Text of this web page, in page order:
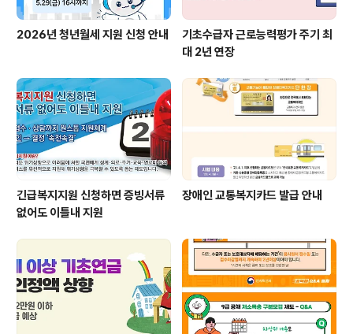
2026년 청년월세 지원 신청 안내
기초수급자 근로능력평가 주기 최
대 2년 연장
긴급복지지원 신청하면 증빙서류
없어도 이틀내 지원
장애인 교통복지카드 발급 안내